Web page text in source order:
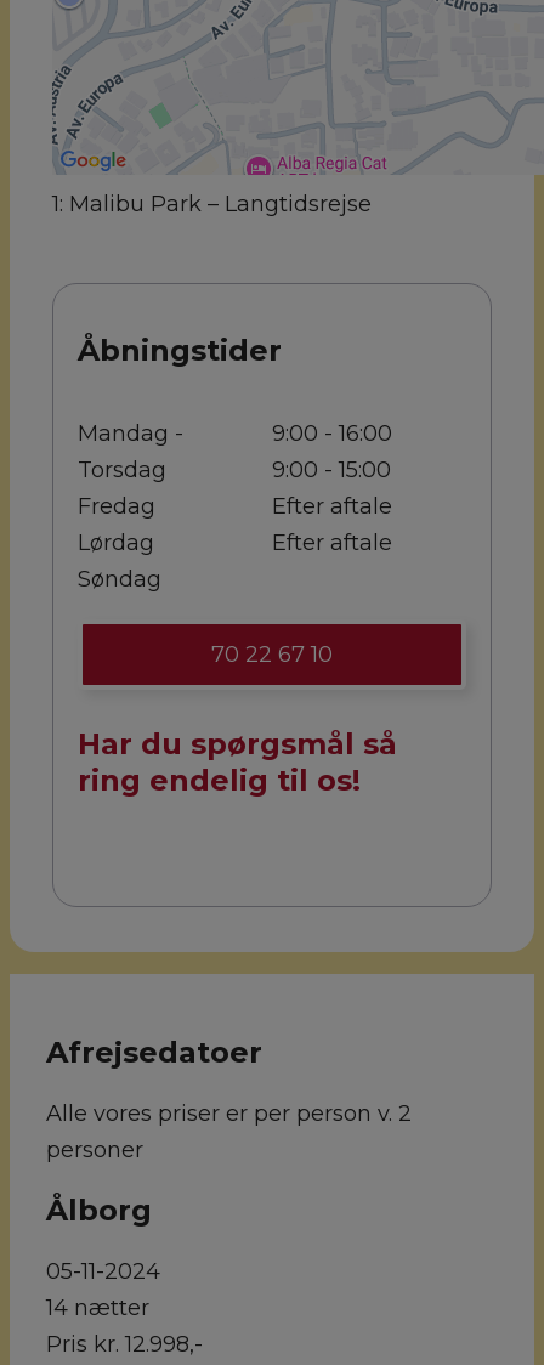
1: Malibu Park – Langtidsrejse
Åbningstider
Mandag -
Torsdag
Fredag
Lørdag
Søndag
9:00 - 16:00
9:00 - 15:00
Efter aftale
Efter aftale
70 22 67 10
Har du spørgsmål så
ring endelig til os!
Afrejsedatoer
Alle vores priser er per person v. 2
personer
Ålborg
05-11-2024
14 nætter
Pris kr. 12.998,-